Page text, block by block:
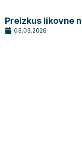
Preizkus likovne
03.03.2026